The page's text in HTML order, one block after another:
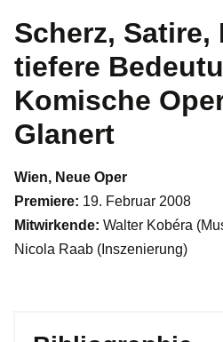
Scherz, Satire,
tiefere
Komische
Glanert
Wien, Neue Oper
Premiere: 19. Februar 2008
Mitwirkende: Walter Kobéra
Nicola Raab (Inszenierung)